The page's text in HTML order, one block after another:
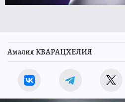
Амалия КВАРАЦХЕЛИЯ